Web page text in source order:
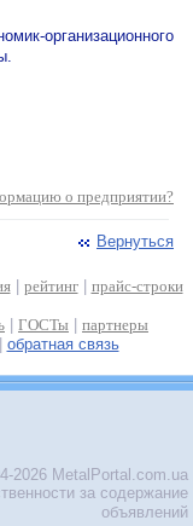
организационного
о предприятии?
Вернуться
| рейтинг| прайс-строки
ГОСТы
партнеры
обратная связь
2026 MetalPortal.com.ua
за содержание
объявлений